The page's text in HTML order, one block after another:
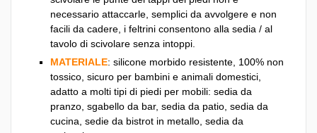
necessario attaccarle, semplici da avvolgere e non
facili da cadere, i feltrini consentono alla sedia / al
tavolo di scivolare senza intoppi.
MATERIALE: silicone morbido resistente, 100% non
tossico, sicuro per bambini e animali domestici,
adatto a molti tipi di piedi per mobili: sedia da
pranzo, sgabello da bar, sedia da patio, sedia da
cucina, sedie da bistrot in metallo, sedia da